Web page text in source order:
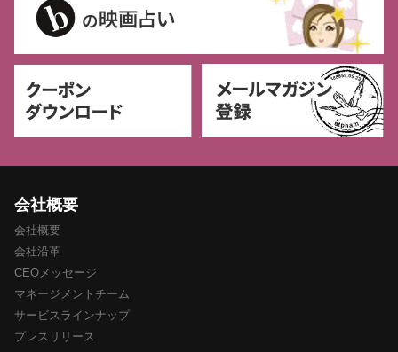
会社概要
会社概要
会社沿革
CEOメッセージ
マネージメントチーム
サービスラインナップ
プレスリリース